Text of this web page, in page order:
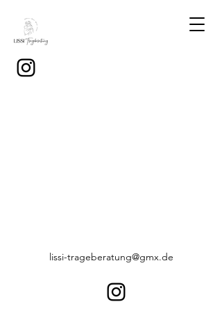
lissi-trageberatung@gmx.de